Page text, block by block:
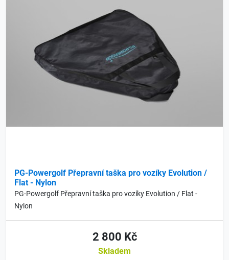
PG-Powergolf Přepravní taška pro vozíky Evolution /
Flat - Nylon
PG-Powergolf Přepravní taška pro vozíky Evolution / Flat -
Nylon
2 800 Kč
Skladem